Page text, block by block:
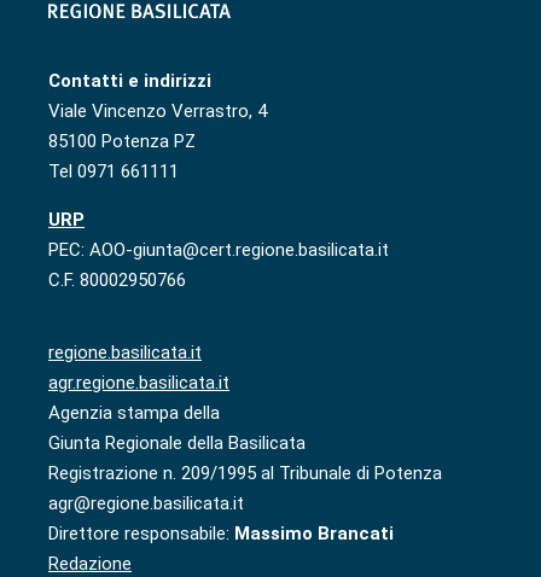
Contatti e indirizzi
Viale Vincenzo Verrastro, 4
85100 Potenza PZ
Tel 0971 661111
URP
PEC: AOO-giunta@cert.regione.basilicata.it
C.F. 80002950766
regione.basilicata.it
agr.regione.basilicata.it
Agenzia stampa della
Giunta Regionale della Basilicata
Registrazione n. 209/1995 al Tribunale di Potenza
agr@regione.basilicata.it
Direttore responsabile: Massimo Brancati
Redazione